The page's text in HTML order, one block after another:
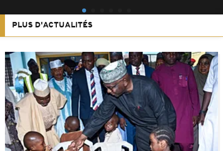
PLUS D'ACTUALITÉS